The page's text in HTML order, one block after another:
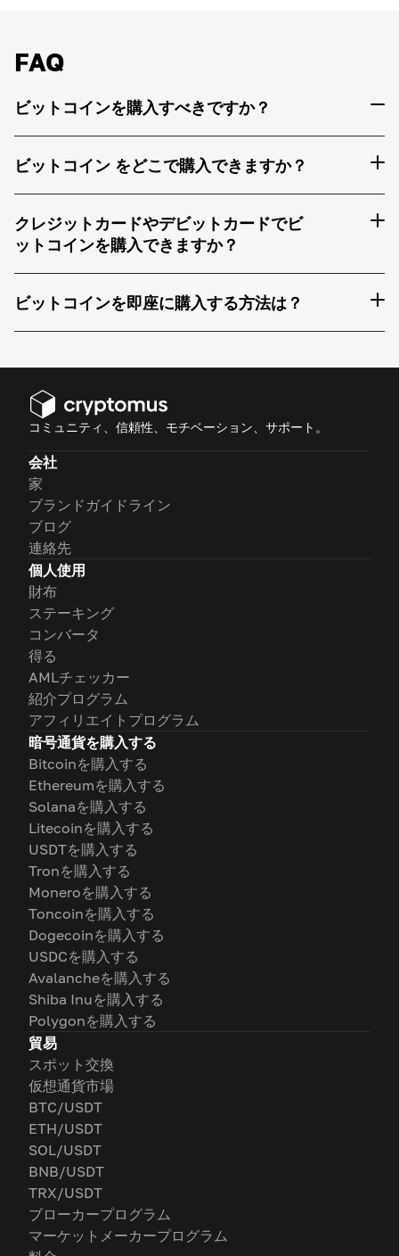
FAQ
ビットコインを購入すべきですか？
ビットコイン をどこで購入できますか？
クレジットカードやデビットカードでビ
ットコインを購入できますか？
ビットコインを即座に購入する方法は？
コミュニティ、信頼性、モチベーション、サポート。
会社
家
ブランドガイドライン
ブログ
連絡先
個人使用
財布
ステーキング
コンバータ
得る
AMLチェッカー
紹介プログラム
アフィリエイトプログラム
暗号通貨を購入する
Bitcoinを購入する
Ethereumを購入する
Solanaを購入する
Litecoinを購入する
USDTを購入する
Tronを購入する
Moneroを購入する
Toncoinを購入する
Dogecoinを購入する
USDCを購入する
Avalancheを購入する
Shiba Inuを購入する
Polygonを購入する
貿易
スポット交換
仮想通貨市場
BTC/USDT
ETH/USDT
SOL/USDT
BNB/USDT
TRX/USDT
ブローカープログラム
マーケットメーカープログラム